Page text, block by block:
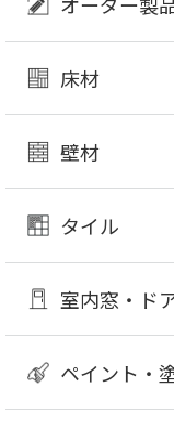
床材
壁材
タイル
室内窓・ド
ペイント・